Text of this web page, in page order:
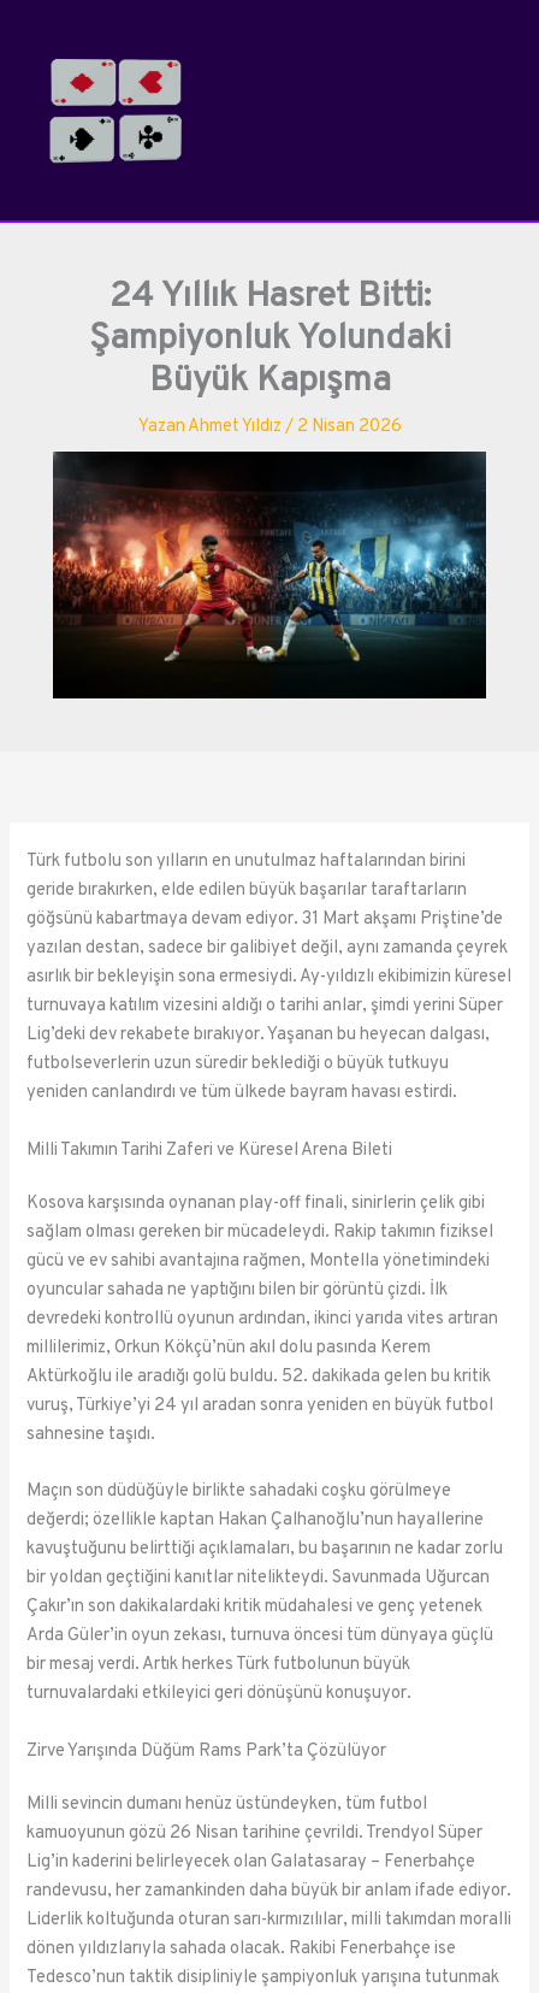
24 Yıllık Hasret Bitti:
Şampiyonluk Yolundaki
Büyük Kapışma
Yazan Ahmet Yıldız / 2 Nisan 2026
Türk futbolu son yılların en unutulmaz haftalarından birini
geride bırakırken, elde edilen büyük başarılar taraftarların
göğsünü kabartmaya devam ediyor. 31 Mart akşamı Priştine’de
yazılan destan, sadece bir galibiyet değil, aynı zamanda çeyrek
asırlık bir bekleyişin sona ermesiydi. Ay-yıldızlı ekibimizin küresel
turnuvaya katılım vizesini aldığı o tarihi anlar, şimdi yerini Süper
Lig’deki dev rekabete bırakıyor. Yaşanan bu heyecan dalgası,
futbolseverlerin uzun süredir beklediği o büyük tutkuyu
yeniden canlandırdı ve tüm ülkede bayram havası estirdi.
Milli Takımın Tarihi Zaferi ve Küresel Arena Bileti
Kosova karşısında oynanan play-off finali, sinirlerin çelik gibi
sağlam olması gereken bir mücadeleydi. Rakip takımın fiziksel
gücü ve ev sahibi avantajına rağmen, Montella yönetimindeki
oyuncular sahada ne yaptığını bilen bir görüntü çizdi. İlk
devredeki kontrollü oyunun ardından, ikinci yarıda vites artıran
millilerimiz, Orkun Kökçü’nün akıl dolu pasında Kerem
Aktürkoğlu ile aradığı golü buldu. 52. dakikada gelen bu kritik
vuruş, Türkiye’yi 24 yıl aradan sonra yeniden en büyük futbol
sahnesine taşıdı.
Maçın son düdüğüyle birlikte sahadaki coşku görülmeye
değerdi; özellikle kaptan Hakan Çalhanoğlu’nun hayallerine
kavuştuğunu belirttiği açıklamaları, bu başarının ne kadar zorlu
bir yoldan geçtiğini kanıtlar nitelikteydi. Savunmada Uğurcan
Çakır’ın son dakikalardaki kritik müdahalesi ve genç yetenek
Arda Güler’in oyun zekası, turnuva öncesi tüm dünyaya güçlü
bir mesaj verdi. Artık herkes Türk futbolunun büyük
turnuvalardaki etkileyici geri dönüşünü konuşuyor.
Zirve Yarışında Düğüm Rams Park’ta Çözülüyor
Milli sevincin dumanı henüz üstündeyken, tüm futbol
kamuoyunun gözü 26 Nisan tarihine çevrildi. Trendyol Süper
Lig’in kaderini belirleyecek olan Galatasaray – Fenerbahçe
randevusu, her zamankinden daha büyük bir anlam ifade ediyor.
Liderlik koltuğunda oturan sarı-kırmızılılar, milli takımdan moralli
dönen yıldızlarıyla sahada olacak. Rakibi Fenerbahçe ise
Tedesco’nun taktik disipliniyle şampiyonluk yarışına tutunmak